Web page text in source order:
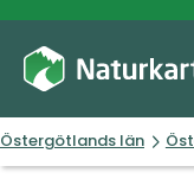
Östergötlands län